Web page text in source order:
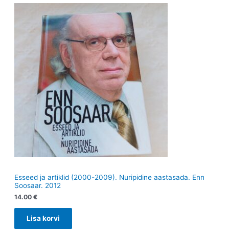
Esseed ja artiklid (2000-2009). Nuripidine aastasada. Enn
Soosaar. 2012
14.00 €
Lisa korvi